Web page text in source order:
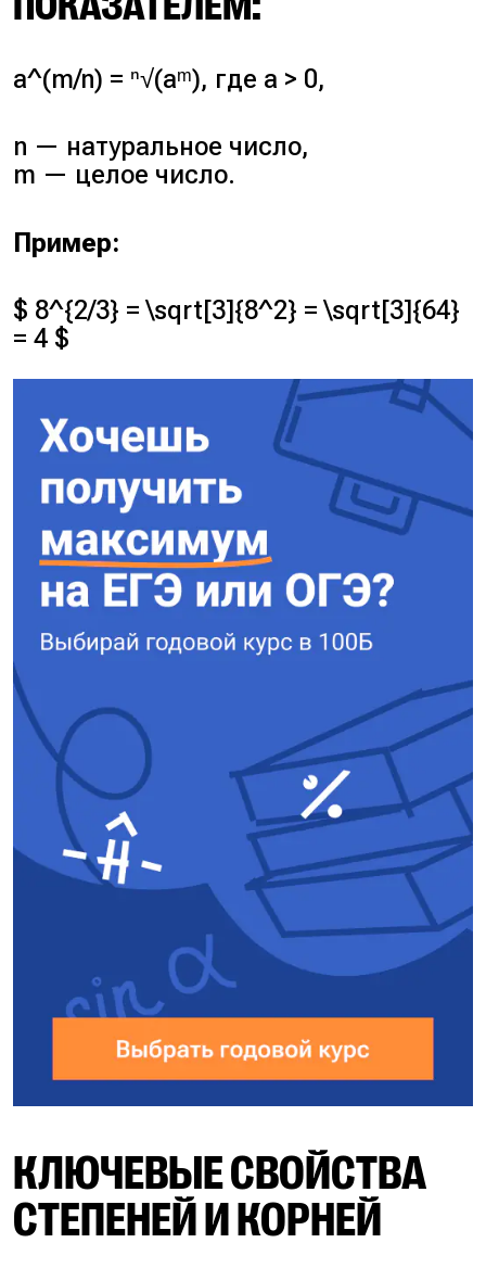
a^(m/n) = ⁿ√(aᵐ), где a > 0,
n — натуральное число,
m — целое число.
Пример:
$ 8^{2/3} = \sqrt[3]{8^2} = \sqrt[3]{64}
= 4 $
КЛЮЧЕВЫЕ СВОЙСТВА
СТЕПЕНЕЙ И КОРНЕЙ